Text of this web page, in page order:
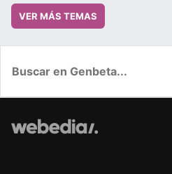
VER MÁS TEMAS